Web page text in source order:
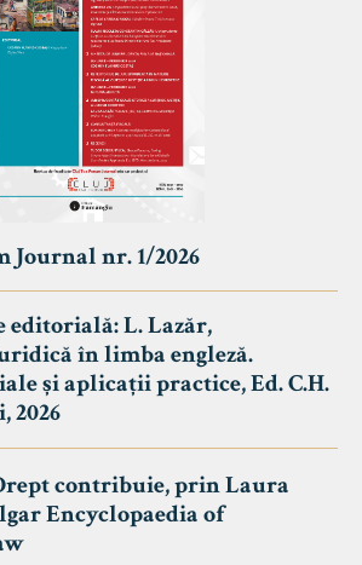
Journal nr. 1/2026
editorială: L. Lazăr,
în limba engleză.
și aplicații practice, Ed. C.H.
2026
contribuie, prin Laura
Encyclopaedia of